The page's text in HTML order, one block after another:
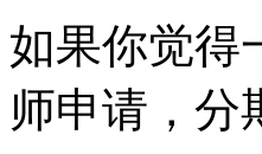
如果你觉得
师申请，分